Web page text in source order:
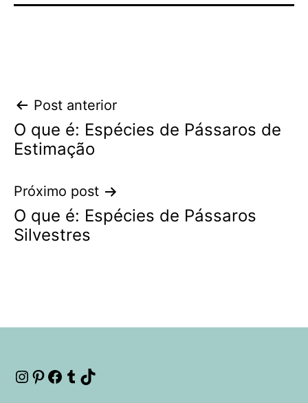
Navegação
de
Post anterior
O que é: Espécies de Pássaros de
Estimação
Próximo post
O que é: Espécies de Pássaros
Silvestres
Instagram
Pinterest
Facebook
Tumblr